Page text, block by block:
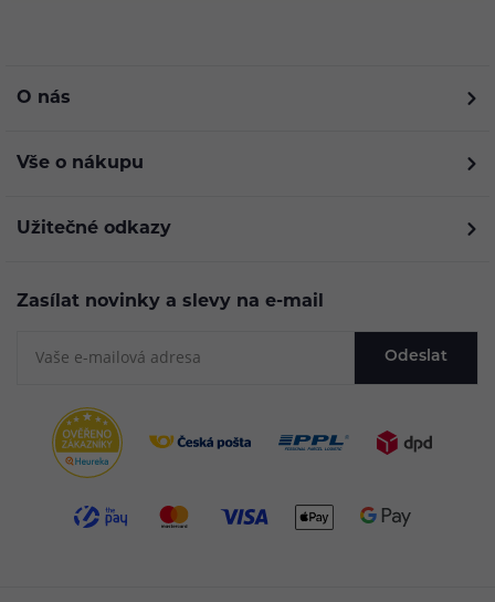
O nás
Vše o nákupu
Užitečné odkazy
Zasílat novinky a slevy na e-mail
Odeslat